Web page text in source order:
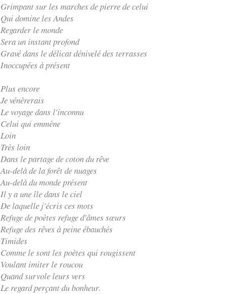
Grimpant sur les marches de pierre de celui
Qui domine les Andes
Regarder le monde
Sera un instant profond
Gravé dans le délicat dénivelé des terrasses
Inoccupées à présent
Plus encore
Je vénèrerais
Le voyage dans l'inconnu
Celui qui emmène
Loin
Très loin
Dans le partage de coton du rêve
Au-delà de la forêt de nuages
Au-delà du monde présent
Il y a une île dans le ciel
De laquelle j'écris ces mots
Refuge de poètes refuge d'âmes sœurs
Refuge des rêves à peine ébauchés
Timides
Comme le sont les poètes qui rougissent
Voulant imiter le roucou
Quand survole leurs vers
Le regard perçant du bonheur.